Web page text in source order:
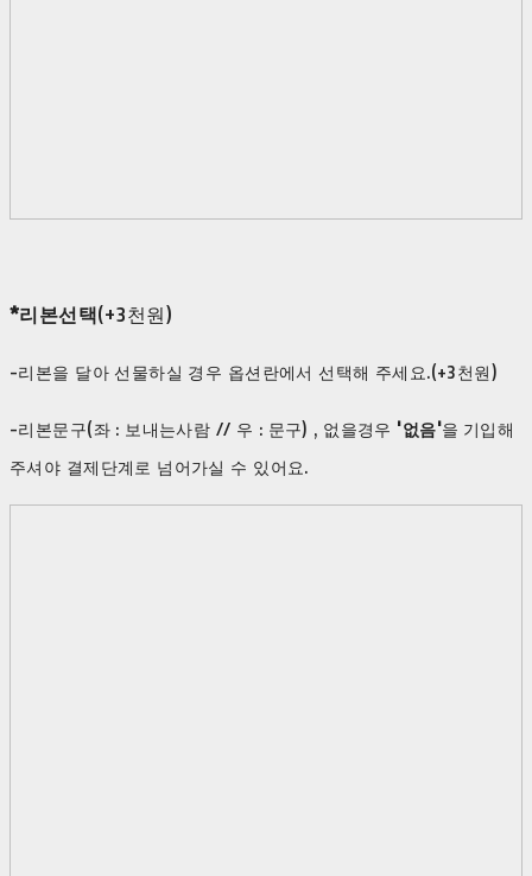
*리본선택(+3천원)
-리본을 달아 선물하실 경우 옵션란에서 선택해 주세요.(+3천원)
-리본문구(좌 : 보내는사람 // 우 : 문구) , 없을경우 '없음'을 기입해
주셔야 결제단계로 넘어가실 수 있어요.